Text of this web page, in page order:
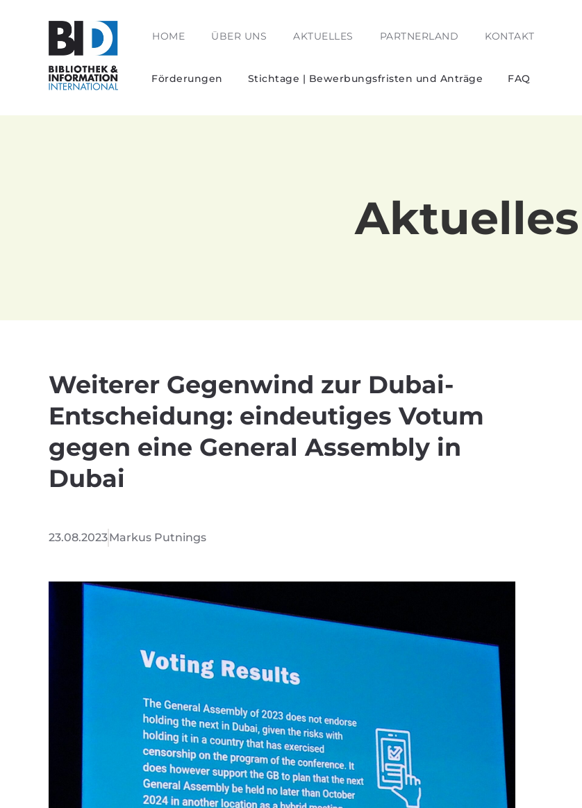
HOME ÜBER UNS AKTUELLES PARTNERLAND KONTAKT
Förderungen Stichtage | Bewerbungsfristen und Anträge FAQ
Aktuelles
Weiterer Gegenwind zur Dubai-
Entscheidung: eindeutiges Votum
gegen eine General Assembly in
Dubai
23.08.2023Markus Putnings